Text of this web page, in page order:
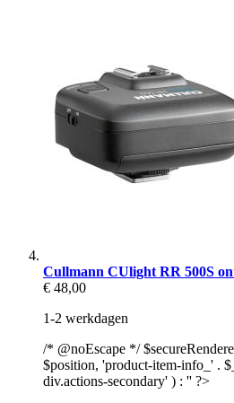
Cullmann CUlight RR 500S
€ 48,00
1-2 werkdagen
/* @noEscape */
$position, 'product-item-info_' .
div.actions-secondary' ) : '' ?>